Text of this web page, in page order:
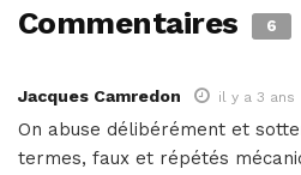
Commentaires 6
Jacques Camredon il y a 3 ans
On abuse délibérément et
termes, faux et répétés